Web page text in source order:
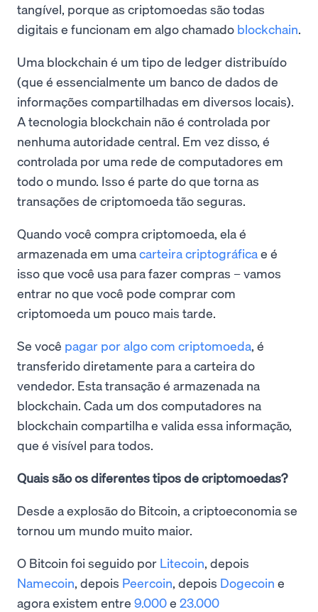
tangível, porque as criptomoedas são todas
digitais e funcionam em algo chamado blockchain.
Uma blockchain é um tipo de ledger distribuído
(que é essencialmente um banco de dados de
informações compartilhadas em diversos locais).
A tecnologia blockchain não é controlada por
nenhuma autoridade central. Em vez disso, é
controlada por uma rede de computadores em
todo o mundo. Isso é parte do que torna as
transações de criptomoeda tão seguras.
Quando você compra criptomoeda, ela é
armazenada em umacarteira criptográficae é
isso que você usa para fazer compras – vamos
entrar no que você pode comprar com
criptomoeda um pouco mais tarde.
Se você pagar por algo com criptomoeda, é
transferido diretamente para a carteira do
vendedor. Esta transação é armazenada na
blockchain. Cada um dos computadores na
blockchain compartilha e valida essa informação,
que é visível para todos.
Quais são os diferentes tipos de criptomoedas?
Desde a explosão do Bitcoin, a criptoeconomia se
tornou um mundo muito maior.
O Bitcoin foi seguido por Litecoin, depois
Namecoin, depois Peercoin, depois Dogecoin e
agora existem entre 9.000e 23.000